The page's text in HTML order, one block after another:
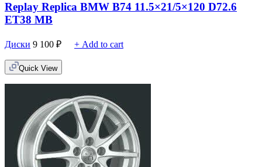
Replay Replica BMW B74 11.5×21/5×120 D72.6
ET38 MB
Диски 9 100 ₽ + Add to cart
Quick View